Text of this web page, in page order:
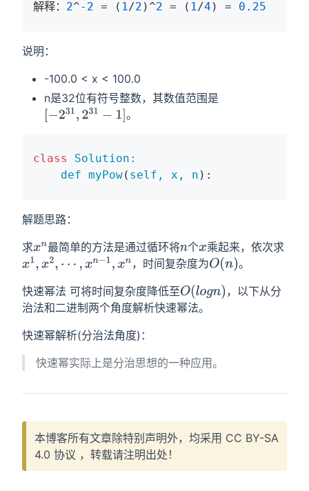
解释： 2^-2 = ( 1/2 )^2 = ( 1/4 ) = 0.25
说明：
-100.0 < x < 100.0
n是32位有符号整数，其数值范围是
−231,231− 1] 。
class
Solution:
def myPow( self, x , n ):
解题思路：
求xn最简单的方法是通过循环将n个x乘起来，依次求
x1,x 2,⋯, x n − 1,xn ，时间复杂度为O(n) 。
快速幂法 可将时间复杂度降低至O(logn) ，以下从分
治法和二进制两个角度解析快速幂法。
快速幂解析(分治法角度)：
快速幂实际上是分治思想的一种应用。
本博客所有文章除特别声明外，均采用 CC BY-SA
4.0 协议 ，转载请注明出处！